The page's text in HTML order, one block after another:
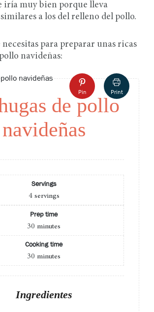
iría muy bien porque lleva
a los del relleno del pollo.
necesitas para preparar unas ricas
navideñas:
Pin Print
de pollo
navideñas
Servings
4 servings
Prep time
30 minutes
Cooking time
30 minutes
Ingredientes